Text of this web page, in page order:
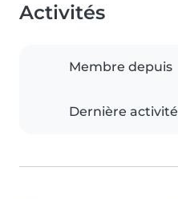
Activités
Membre depuis
Dernière activité